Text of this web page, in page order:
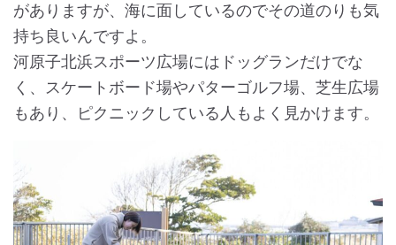
がありますが、海に面しているのでその道のりも気
持ち良いんですよ。
河原子北浜スポーツ広場にはドッグランだけでな
く、スケートボード場やパターゴルフ場、芝生広場
もあり、ピクニックしている人もよく見かけます。